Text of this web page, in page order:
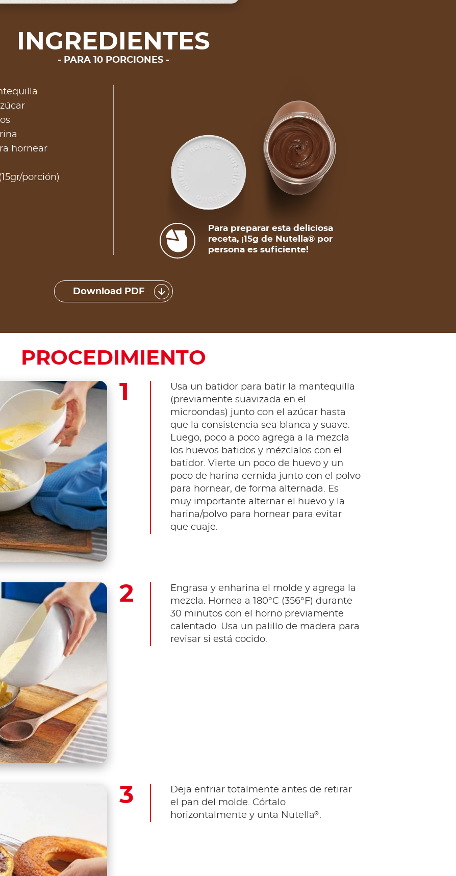
INGREDIENTES
PARA 10 PORCIONES
hornear
porción)
Para preparar esta deliciosa
receta, ¡15g de Nutella® por
persona es suficiente!
Download PDF
PROCEDIMIENTO
Usa un batidor para batir la mantequilla
(previamente suavizada en el
microondas) junto con el azúcar hasta
que la consistencia sea blanca y suave.
Luego, poco a poco agrega a la mezcla
los huevos batidos y mézclalos con el
batidor. Vierte un poco de huevo y un
poco de harina cernida junto con el polvo
para hornear, de forma alternada. Es
muy importante alternar el huevo y la
harina/polvo para hornear para evitar
que cuaje.
Engrasa y enharina el molde y agrega la
mezcla. Hornea a 180°C (356°F) durante
30 minutos con el horno previamente
calentado. Usa un palillo de madera para
revisar si está cocido.
Deja enfriar totalmente antes de retirar
el pan del molde. Córtalo
horizontalmente y unta Nutella® .